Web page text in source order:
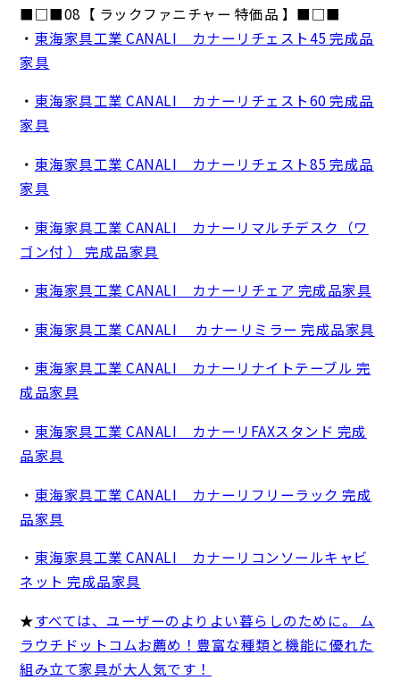
■□■08【 ラックファニチャー 特価品 】■□■
・ 東海家具工業 CANALI カナーリチェスト45 完成品
家具
・ 東海家具工業 CANALI カナーリチェスト60 完成品
家具
・ 東海家具工業 CANALI カナーリチェスト85 完成品
家具
・ 東海家具工業 CANALI カナーリマルチデスク（ワ
ゴン付 ） 完成品家具
・ 東海家具工業 CANALI カナーリチェア 完成品家具
・ 東海家具工業 CANALI カナーリミラー 完成品家具
・ 東海家具工業 CANALI カナーリナイトテーブル 完
成品家具
・ 東海家具工業 CANALI カナーリFAXスタンド 完成
品家具
・ 東海家具工業 CANALI カナーリフリーラック 完成
品家具
・ 東海家具工業 CANALI カナーリコンソールキャビ
ネット 完成品家具
★すべては、ユーザーのよりよい暮らしのために。 ム
ラウチドットコムお薦め！豊富な種類と機能に優れた
組み立て家具が大人気です！